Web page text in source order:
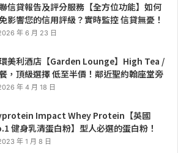
信貸報告及評分服務【全方位功能】如何
影響您的信用評級？實時監控 信貸無憂！
年 6 月 23 日
美利酒店【Garden Lounge】High Tea /
，頂級選擇 低至半價！鄰近聖約翰座堂旁
年 4 月 18 日
Impact Whey Protein【英國
健身乳清蛋白粉】型人必選的蛋白粉！
年 1 月 8 日